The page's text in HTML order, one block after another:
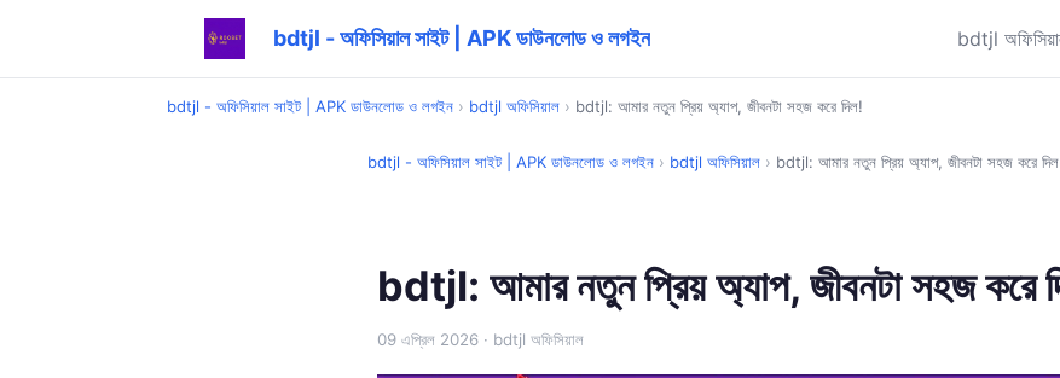
bdtjl - অফিসিয়াল সাইট | APK ডাউনলোড ও লগইন bdtjl
bdtjl - অফিসিয়াল সাইট | APK ডাউনলোড ও লগইন › bdtjl অফিসিয়াল › bdtjl: আমার নতুন প্রিয় অ্যাপ, জীবনটা সহজ করে দিল!
bdtjl - অফিসিয়াল সাইট | APK ডাউনলোড ও লগইন › bdtjl অফিসিয়াল › bdtjl: আমার নতুন প্রিয় অ্যাপ, জীবনটা সহজ করে
bdtjl: আমার নতুন প্রিয় অ্যাপ, জীবনটা সহজ করে
09 এপ্রিল 2026 · bdtjl অফিসিয়াল